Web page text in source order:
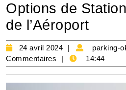
Options de
de l’Aéroport
24 avril 2024
24
avril
2024
parking-
Commentaires
14:44